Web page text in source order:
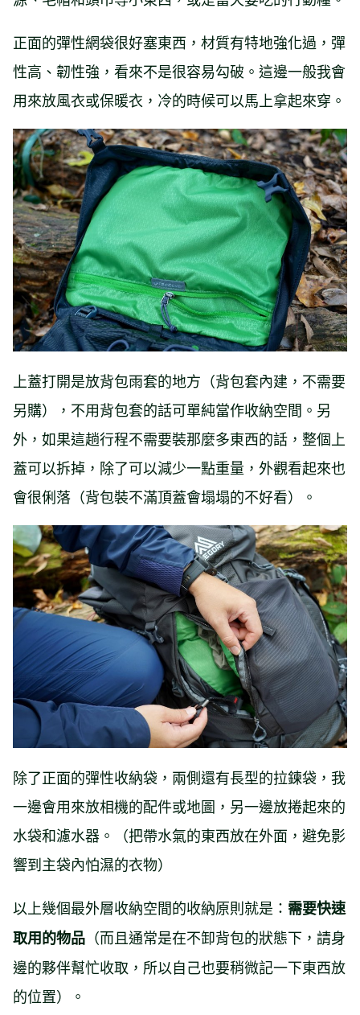
正面的彈性網袋很好塞東西，材質有特地強化過，彈
性高、韌性強，看來不是很容易勾破。這邊一般我會
用來放風衣或保暖衣，冷的時候可以馬上拿起來穿。
上蓋打開是放背包雨套的地方（背包套內建，不需要
另購），不用背包套的話可單純當作收納空間。另
外，如果這趟行程不需要裝那麼多東西的話，整個上
蓋可以拆掉，除了可以減少一點重量，外觀看起來也
會很俐落（背包裝不滿頂蓋會塌塌的不好看）。
除了正面的彈性收納袋，兩側還有長型的拉鍊袋，我
一邊會用來放相機的配件或地圖，另一邊放捲起來的
水袋和濾水器。（把帶水氣的東西放在外面，避免影
響到主袋內怕濕的衣物）
以上幾個最外層收納空間的收納原則就是： 需要快速
取用的物品 （而且通常是在不卸背包的狀態下，請身
邊的夥伴幫忙收取，所以自己也要稍微記一下東西放
的位置）。